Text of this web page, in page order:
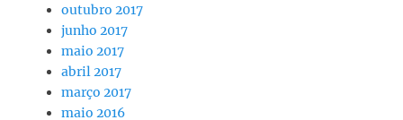
outubro 2017
junho 2017
maio 2017
abril 2017
março 2017
maio 2016